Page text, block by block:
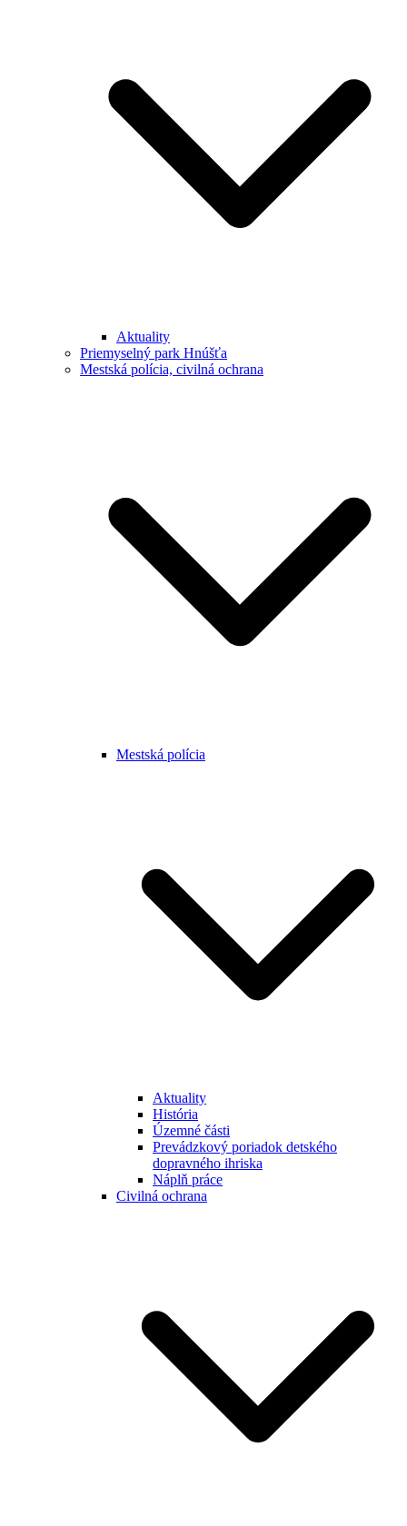
Aktuality
Priemyselný park Hnúšťa
Mestská polícia, civilná ochrana
Mestská polícia
Aktuality
História
Územné části
Prevádzkový poriadok detského
dopravného ihriska
Náplň práce
Civilná ochrana